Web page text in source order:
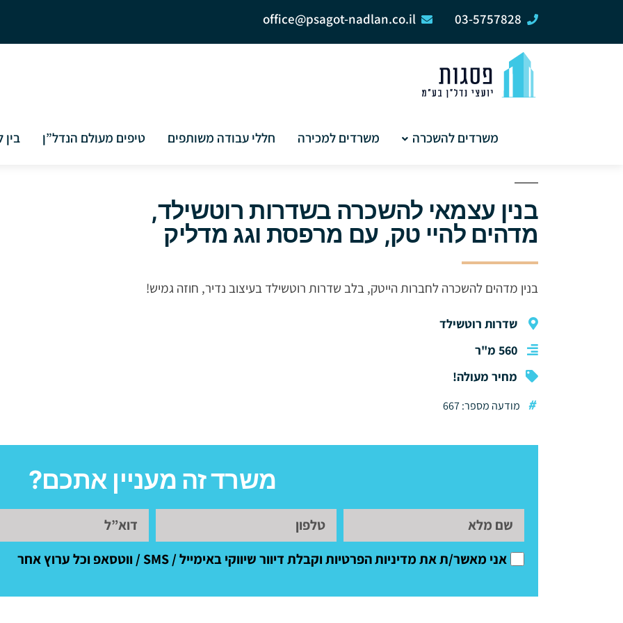
03-5757828
office@psagot-nadlan.co.il
משרדים להשכרה משרדים למכירה חללי עבודה משותפים טיפים מעולם הנדל”ן בין
בנין עצמאי להשכרה בשדרות רוטשילד,
מדהים להיי טק, עם מרפסת וגג מדליק
בנין מדהים להשכרה לחברות הייטק, בלב שדרות רוטשילד בעיצוב נדיר, חוזה גמיש!
שדרות רוטשילד
560 מ"ר
מחיר מעולה!
# מודעה מספר: 667
משרד זה מעניין אתכם?
אני מאשר/ת את מדיניות הפרטיות וקבלת דיוור שיווקי באימייל / SMS / ווטסאפ וכל ערוץ אחר